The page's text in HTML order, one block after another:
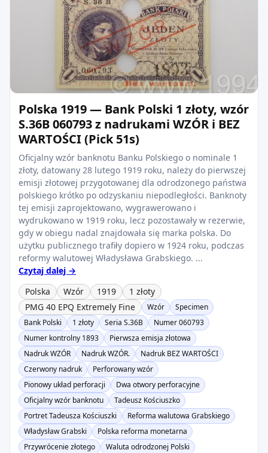
Polska 1919 — Bank Polski 1 złoty, wzór
S.36B 060793 z nadrukami WZÓR i BEZ
WARTOŚCI (Pick 51s)
Oficjalny wzór banknotu Banku Polskiego o nominale 1
złoty, datowany 28 lutego 1919 roku, należy do pierwszej
emisji złotowej przygotowanej dla odrodzonego państwa
polskiego krótko po odzyskaniu niepodległości. Banknoty
tej emisji zaprojektowano, wygrawerowano i
wydrukowano w 1919 roku, lecz pozostawały w rezerwie,
gdy w obiegu nadal znajdowała się marka polska. Do
użytku publicznego trafiły dopiero w 1924 roku, podczas
reformy walutowej Władysława Grabskiego. ...
Czytaj dalej →
Polska
Wzór 1919
1 złoty
PMG 40 EPQ Extremely Fine
Wzór
Specimen
Bank Polski
1 złoty Seria S.36B
Numer 060793
Numer kontrolny 1893
Pierwsza emisja złotowa
Nadruk WZÓR
Nadruk WZÓR.
Nadruk BEZ WARTOŚCI
Czerwony nadruk
Perforowany wzór
Pionowy układ perforacji
Dwa otwory perforacyjne
Oficjalny wzór banknotu
Tadeusz Kościuszko
Portret Tadeusza Kościuszki
Reforma walutowa Grabskiego
Władysław Grabski
Polska reforma monetarna
Przywrócenie złotego
Waluta odrodzonej Polski